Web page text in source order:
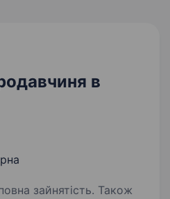
в
зайнятість. Також